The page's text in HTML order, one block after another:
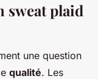
sweat plaid
une question
qualité. Les